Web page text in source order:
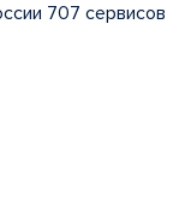
707 сервисов